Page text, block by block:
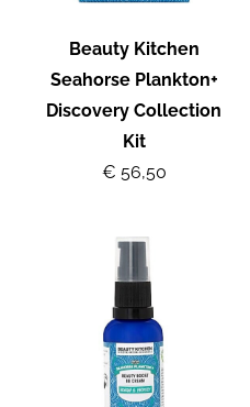
Beauty Kitchen
Seahorse Plankton+
Discovery Collection
Kit
€ 56,50